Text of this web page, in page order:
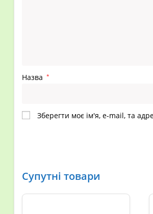
Назва *
Зберегти моє ім'я, e-mail, та
Супутні товари